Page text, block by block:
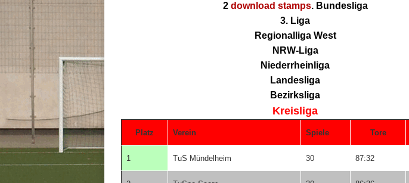
2 download stamps. Bundesliga
3. Liga
Regionalliga West
NRW-Liga
Niederrheinliga
Landesliga
Bezirksliga
Kreisliga
Platz Verein Spiele Tore
1 TuS Mündelheim 30 87:32